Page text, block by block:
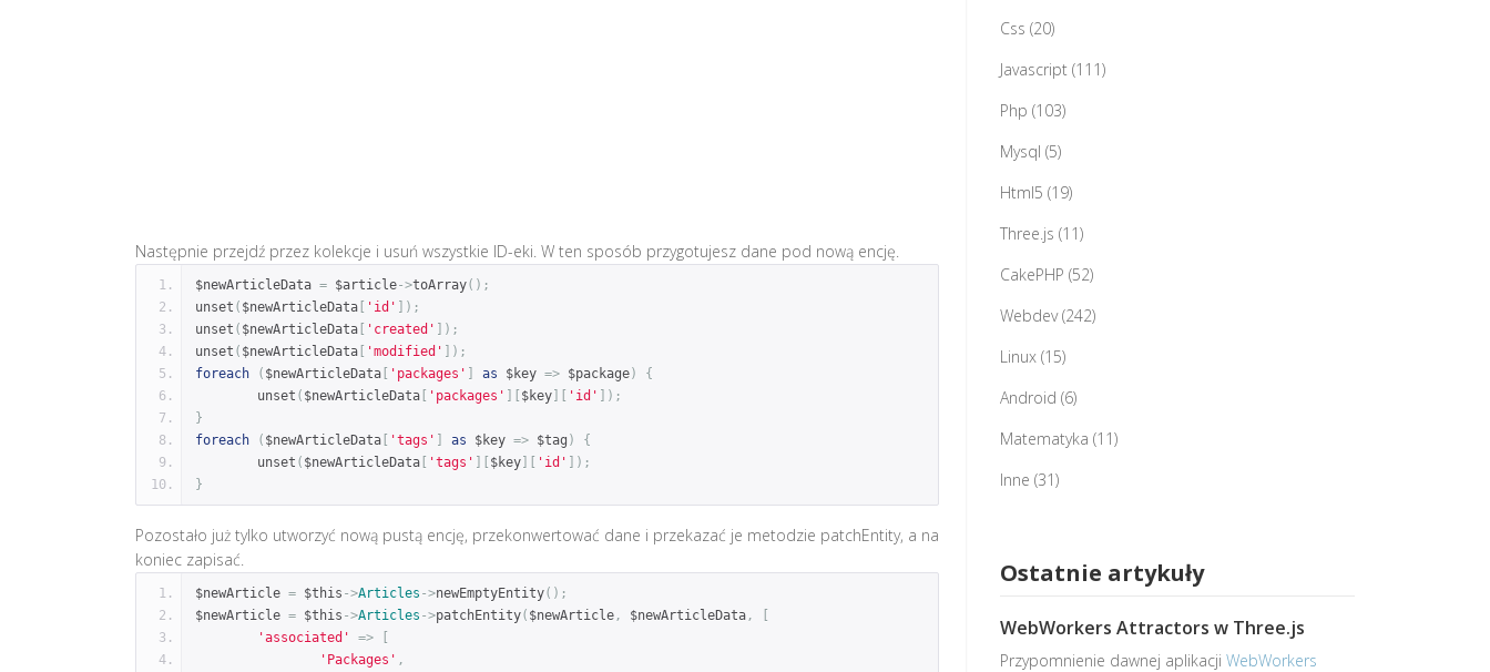
Następnie przejdź przez kolekcje i usuń wszystkie ID-eki. W ten sposób przygotujesz dane pod nową encję.
$newArticleData = $article->toArray();
unset ( $newArticleData [ 'id' ]);
unset ( $newArticleData [ 'created' ]);
unset ( $newArticleData [ 'modified' ]);
foreach
( $newArticleData [ 'packages' ] as $key => $package)
{
	unset
( $newArticleData [ 'packages' ][ $key][ 'id' ]);
}
foreach
( $newArticleData [ 'tags' ] as $key => $tag )
{
	unset
( $newArticleData [ 'tags' ][ $key][ 'id' ]);
}
Pozostało już tylko utworzyć nową pustą encję, przekonwertować dane i przekazać je metodzie patchEntity, a na
koniec zapisać.
$newArticle = $this ->Articles ->newEmptyEntity();
$newArticle = $this ->Articles ->patchEntity( $newArticle , $newArticleData ,
[
'associated'
=>
[
'Packages' ,
Css (20)
Javascript (111)
Php (103)
Mysql (5)
Html5 (19)
Three.js (11)
CakePHP (52)
Webdev(242)
Linux (15)
Android (6)
Matematyka (11)
Inne (31)
Ostatnie artykuły
WebWorkers Attractors w Three.js
Przypomnienie dawnej aplikacjiWebWorkers